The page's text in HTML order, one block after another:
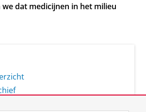
dat medicijnen in het milieu